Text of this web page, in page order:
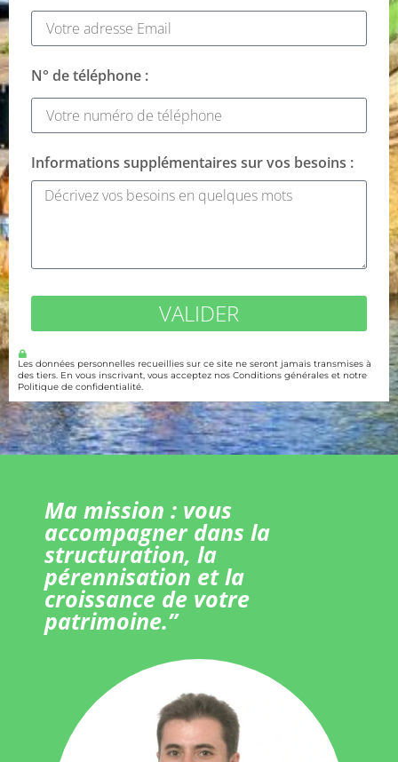
N° de téléphone :
Informations supplémentaires sur vos besoins :
VALIDER
Les données personnelles recueillies sur ce site ne seront jamais transmises à
des tiers. En vous inscrivant, vous acceptez nos Conditions générales et notre
Politique de confidentialité.
Ma mission : vous
accompagner dans la
structuration, la
pérennisation et la
croissance de votre
patrimoine.”